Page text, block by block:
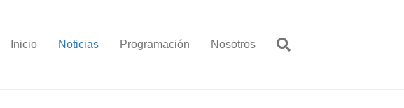
Inicio Noticias Programación Nosotros